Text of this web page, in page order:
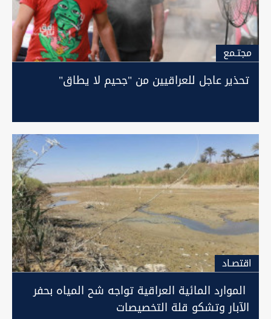
مجتـمع
تحذير عاجل للعراقيين من "جحيم لا يطاق"
اقتصـاد
الموارد المائية العراقية تواجه شح المياه بحفر
الآبار وتشكو قلة التخصيصات